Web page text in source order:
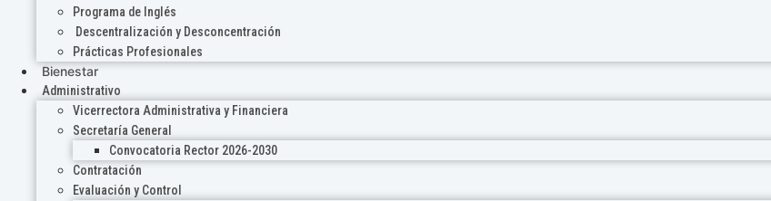
Programa de Inglés
Descentralización y Desconcentración
Prácticas Profesionales
Bienestar
Administrativo
Vicerrectora Administrativa y Financiera
Secretaría General
Convocatoria Rector 2026-2030
Contratación
Evaluación y Control